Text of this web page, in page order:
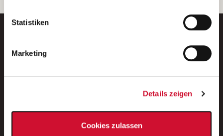
unserer
Statistiken
Marketing
Details zeigen
Cookies zulassen
E-Mail-Adresse eintragen